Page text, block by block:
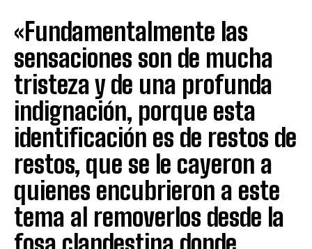
«Fundamentalmente las
sensaciones son de mucha
tristeza y de una profunda
indignación, porque esta
identificación es de restos de
restos, que se le cayeron a
quienes encubrieron a este
tema al removerlos desde la